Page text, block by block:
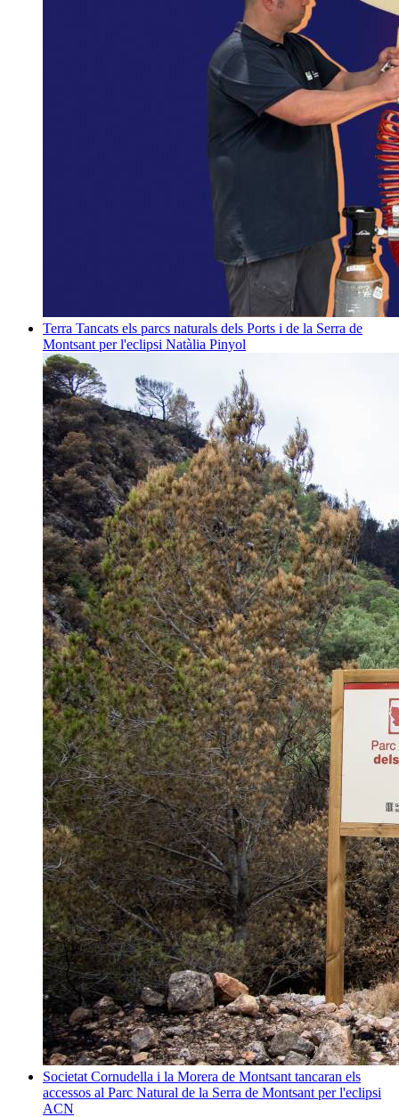
Terra Tancats els parcs naturals dels Ports i de la Serra de
Montsant per l'eclipsi Natàlia Pinyol
Societat Cornudella i la Morera de Montsant tancaran els
accessos al Parc Natural de la Serra de Montsant per l'eclipsi
ACN